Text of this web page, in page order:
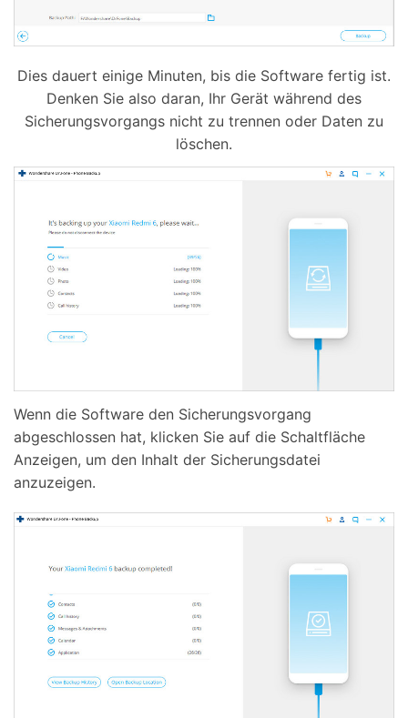
Dies dauert einige Minuten, bis die Software fertig ist.
Denken Sie also daran, Ihr Gerät während des
Sicherungsvorgangs nicht zu trennen oder Daten zu
löschen.
Wenn die Software den Sicherungsvorgang
abgeschlossen hat, klicken Sie auf die Schaltfläche
Anzeigen, um den Inhalt der Sicherungsdatei
anzuzeigen.